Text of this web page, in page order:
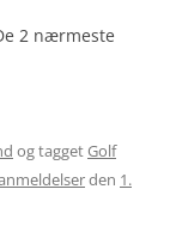
2 nærmeste
og taggetGolf
den 1.